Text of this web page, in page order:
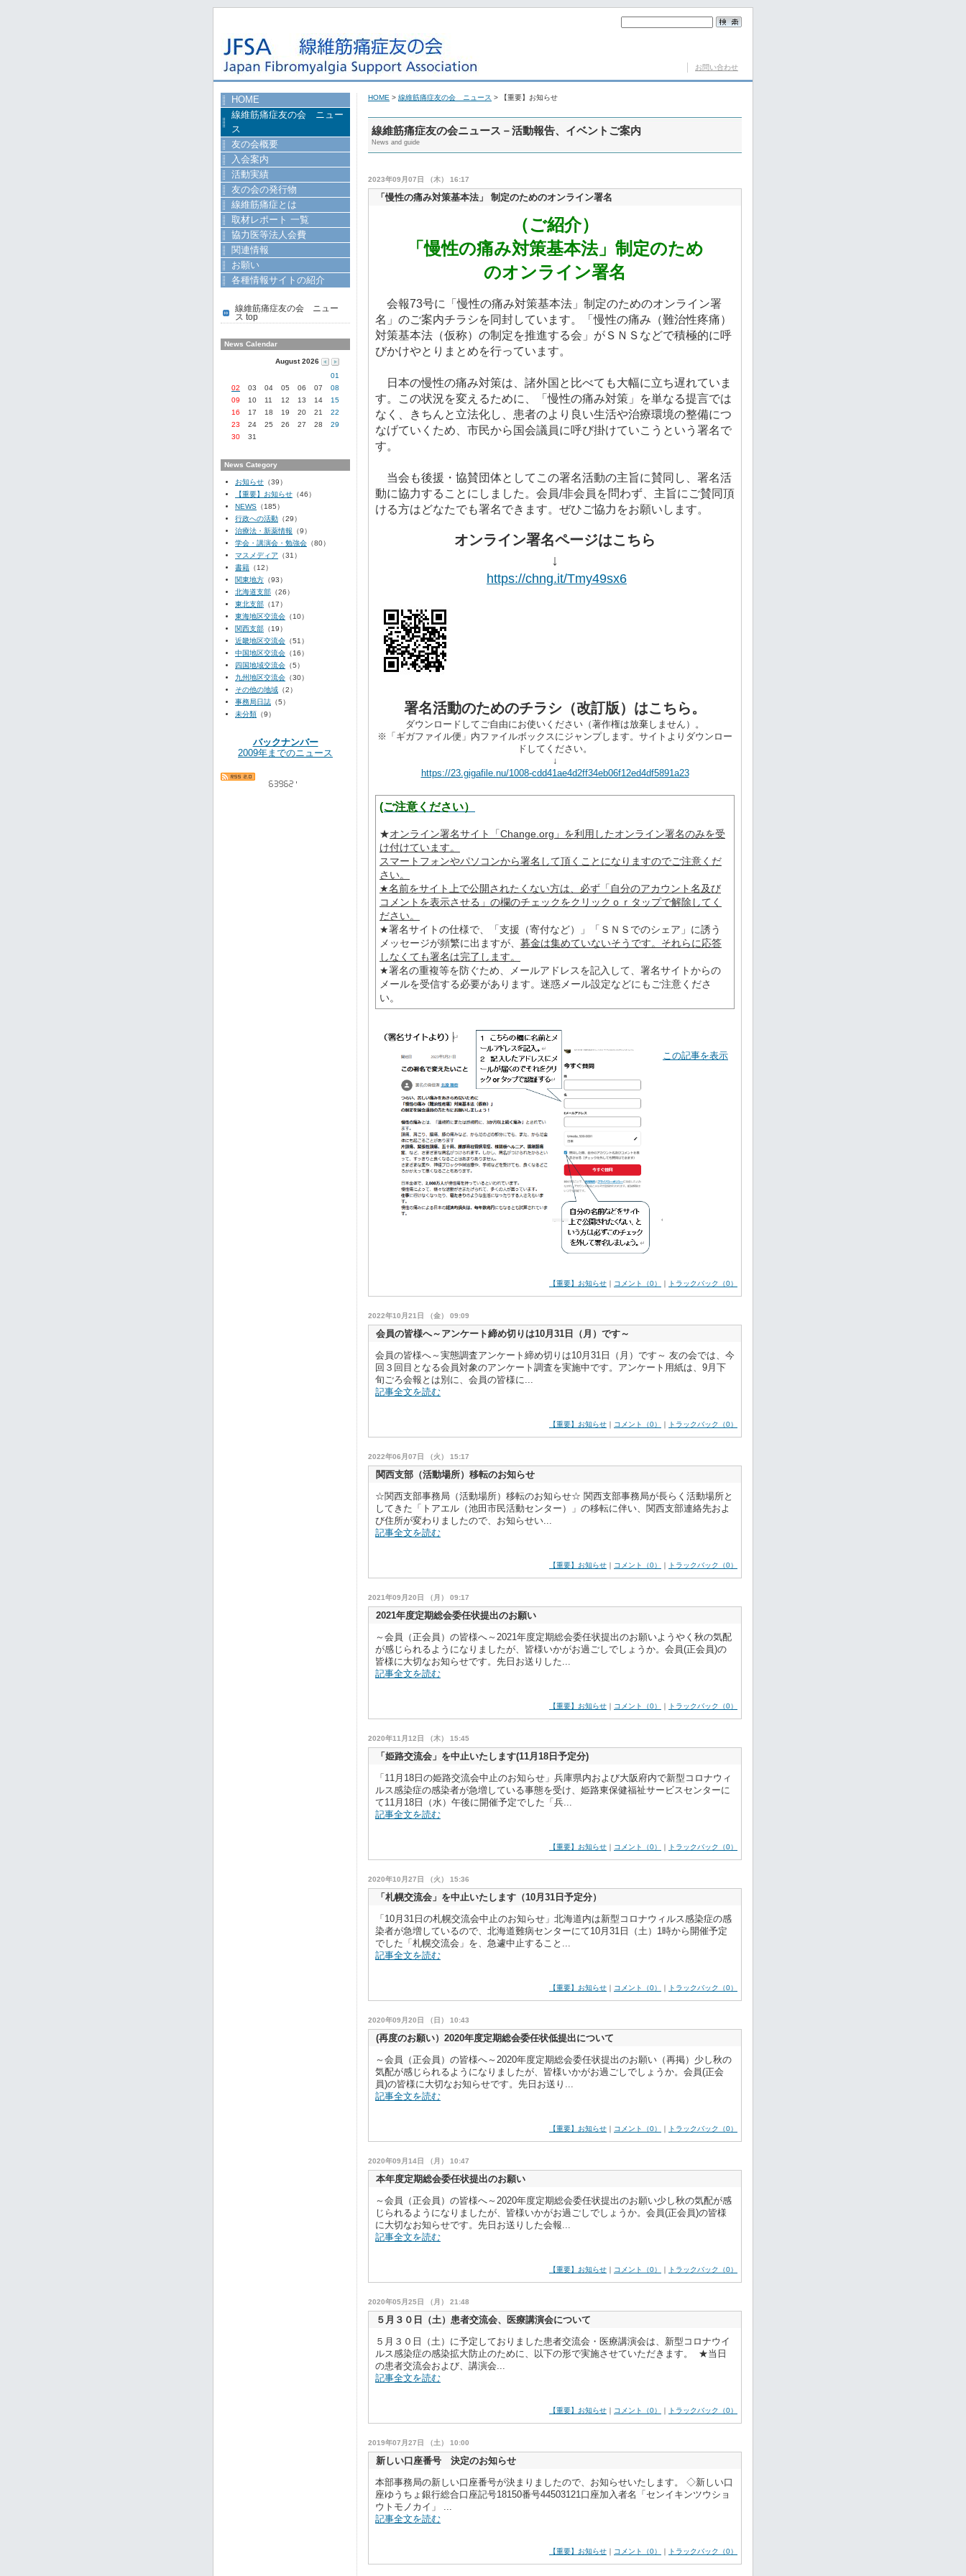
お問い合わせ
HOME > 線維筋痛症友の会 ニュース > 【重要】お知らせ
線維筋痛症友の会ニュース－活動報告、イベントご案内
News and guide
2023年09月07日 （木） 16:17
「慢性の痛み対策基本法」 制定のためのオンライン署名
（ご紹介）
「慢性の痛み対策基本法」制定のため
のオンライン署名
会報73号に「慢性の痛み対策基本法」制定のためのオンライン署
名」のご案内チラシを同封しています。「慢性の痛み（難治性疼痛）
対策基本法（仮称）の制定を推進する会」がＳＮＳなどで積極的に呼
びかけやとりまとめを行っています。
日本の慢性の痛み対策は、諸外国と比べても大幅に立ち遅れていま
す。この状況を変えるために、「慢性の痛み対策」を単なる提言では
なく、きちんと立法化し、患者のより良い生活や治療環境の整備につ
なげていくため、市民から国会議員に呼び掛けていこうという署名で
す。
当会も後援・協賛団体としてこの署名活動の主旨に賛同し、署名活
動に協力することにしました。会員/非会員を問わず、主旨にご賛同頂
ける方はどなたでも署名できます。ぜひご協力をお願いします。
オンライン署名ページはこちら
↓
https://chng.it/Tmy49sx6
署名活動のためのチラシ（改訂版）はこちら。
ダウンロードしてご自由にお使いください（著作権は放棄しません）。
※「ギガファイル便」内ファイルボックスにジャンプします。サイトよりダウンロー
ドしてください。
↓
https://23.gigafile.nu/1008-cdd41ae4d2ff34eb06f12ed4df5891a23
(ご注意ください）
★オンライン署名サイト「Change.org」を利用したオンライン署名のみを受
け付けています。
スマートフォンやパソコンから署名して頂くことになりますのでご注意くだ
さい。
★名前をサイト上で公開されたくない方は、必ず「自分のアカウント名及び
コメントを表示させる」の欄のチェックをクリックｏｒタップで解除してく
ださい。
★署名サイトの仕様で、「支援（寄付など）」「ＳＮＳでのシェア」に誘う
メッセージが頻繁に出ますが、 募金は集めていないそうです。それらに応答
しなくても署名は完了します。
★署名の重複等を防ぐため、メールアドレスを記入して、署名サイトからの
メールを受信する必要があります。迷惑メール設定などにもご注意くださ
い。
この記事を表示
【重要】お知らせ ｜ コメント（0） ｜ トラックバック（0）
2022年10月21日 （金） 09:09
会員の皆様へ～アンケート締め切りは10月31日（月）です～
会員の皆様へ～実態調査アンケート締め切りは10月31日（月）です～ 友の会では、今
回３回目となる会員対象のアンケート調査を実施中です。アンケート用紙は、9月下
旬ごろ会報とは別に、会員の皆様に...
記事全文を読む
【重要】お知らせ ｜ コメント（0） ｜ トラックバック（0）
2022年06月07日 （火） 15:17
関西支部（活動場所）移転のお知らせ
☆関西支部事務局（活動場所）移転のお知らせ☆ 関西支部事務局が長らく活動場所と
してきた「トアエル（池田市民活動センター）」の移転に伴い、関西支部連絡先およ
び住所が変わりましたので、お知らせい...
記事全文を読む
【重要】お知らせ ｜ コメント（0） ｜ トラックバック（0）
2021年09月20日 （月） 09:17
2021年度定期総会委任状提出のお願い
～会員（正会員）の皆様へ～2021年度定期総会委任状提出のお願いようやく秋の気配
が感じられるようになりましたが、皆様いかがお過ごしでしょうか。​会員(正会員)の
皆様に大切なお知らせです。先日お送りした...
記事全文を読む
【重要】お知らせ ｜ コメント（0） ｜ トラックバック（0）
2020年11月12日 （木） 15:45
「姫路交流会」を中止いたします(11月18日予定分)
「11月18日の姫路交流会中止のお知らせ」兵庫県内および大阪府内で新型コロナウィ
ルス感染症の感染者が急増している事態を受け、姫路東保健福祉サービスセンターに
て11月18日（水）午後に開催予定でした「兵...
記事全文を読む
【重要】お知らせ ｜ コメント（0） ｜ トラックバック（0）
2020年10月27日 （火） 15:36
「札幌交流会」を中止いたします（10月31日予定分）
「10月31日の札幌交流会中止のお知らせ」北海道内は新型コロナウィルス感染症の感
染者が急増しているので、北海道難病センターにて10月31日（土）1時から開催予定
でした「札幌交流会」を、急遽中止すること...
記事全文を読む
【重要】お知らせ ｜ コメント（0） ｜ トラックバック（0）
2020年09月20日 （日） 10:43
(再度のお願い）2020年度定期総会委任状低提出について
～会員（正会員）の皆様へ～2020年度定期総会委任状提出のお願い（再掲）少し秋の
気配が感じられるようになりましたが、皆様いかがお過ごしでしょうか。​会員(正会
員)の皆様に大切なお知らせです。先日お送り...
記事全文を読む
【重要】お知らせ ｜ コメント（0） ｜ トラックバック（0）
2020年09月14日 （月） 10:47
本年度定期総会委任状提出のお願い
～会員（正会員）の皆様へ～2020年度定期総会委任状提出のお願い少し秋の気配が感
じられるようになりましたが、皆様いかがお過ごしでしょうか。​会員(正会員)の皆様
に大切なお知らせです。先日お送りした会報...
記事全文を読む
【重要】お知らせ ｜ コメント（0） ｜ トラックバック（0）
2020年05月25日 （月） 21:48
５月３０日（土）患者交流会、医療講演会について
５月３０日（土）に予定しておりました患者交流会・医療講演会は、新型コロナウイ
ルス感染症の感染拡大防止のために、以下の形で実施させていただきます。 ★当日
の患者交流会および、講演会...
記事全文を読む
【重要】お知らせ ｜ コメント（0） ｜ トラックバック（0）
2019年07月27日 （土） 10:00
新しい口座番号 決定のお知らせ
本部事務局の新しい口座番号が決まりましたので、お知らせいたします。 ◇新しい口
座ゆうちょ銀行総合口座記号18150番号44503121口座加入者名「センイキンツウショ
ウトモノカイ」 ...
記事全文を読む
【重要】お知らせ ｜ コメント（0） ｜ トラックバック（0）
HOME
線維筋痛症友の会 ニュー
ス
友の会概要
入会案内
活動実績
友の会の発行物
線維筋痛症とは
取材レポート 一覧
協力医等法人会費
関連情報
お願い
各種情報サイトの紹介
線維筋痛症友の会 ニュー
ス top
News Calendar
August 2026
01
02
03 04 05 06 07
08
09
10 11 12 13 14
15
16
17 18 19 20 21
22
23
24 25 26 27 28
29
30
31
News Category
お知らせ （39）
【重要】お知らせ （46）
NEWS （185）
行政への活動 （29）
治療法・新薬情報 （9）
学会・講演会・勉強会 （80）
マスメディア （31）
書籍 （12）
関東地方 （93）
北海道支部 （26）
東北支部 （17）
東海地区交流会 （10）
関西支部 （19）
近畿地区交流会 （51）
中国地区交流会 （16）
四国地域交流会 （5）
九州地区交流会 （30）
その他の地域 （2）
事務局日誌 （5）
未分類 （9）
バックナンバー
2009年までのニュース